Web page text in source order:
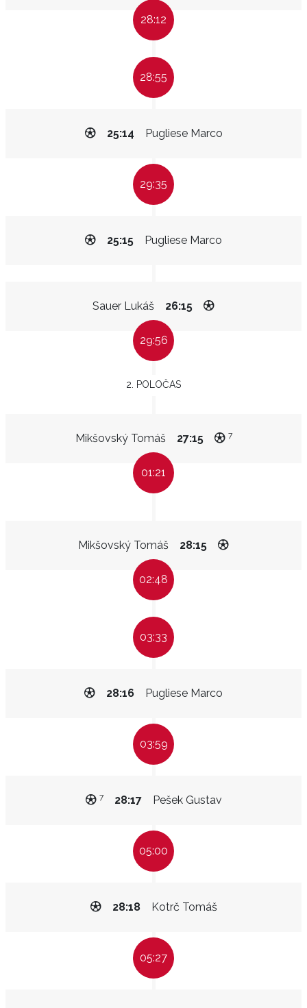
28:12
28:55
Pugliese Marco
25:14
29:35
Pugliese Marco
25:15
Sauer Lukáš 26:15
29:56
2. POLOČAS
Mikšovský Tomáš 27:15 7
01:21
Mikšovský Tomáš 28:15
02:48
03:33
Pugliese Marco
28:16
03:59
Pešek Gustav
28:17
7
05:00
Kotrč Tomáš
28:18
05:27